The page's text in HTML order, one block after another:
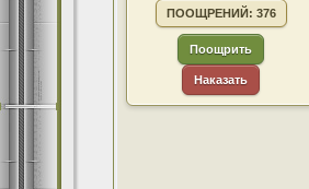
ПООЩРЕНИЙ: 376
Поощрить
Наказать